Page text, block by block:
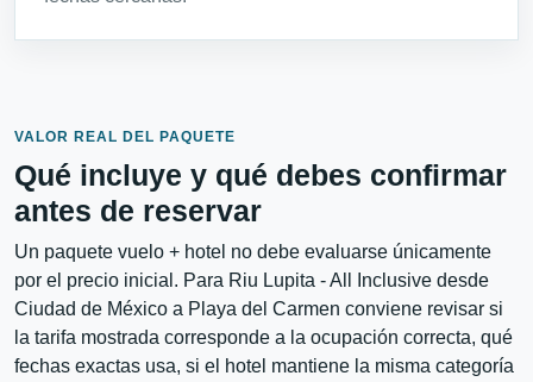
VALOR REAL DEL PAQUETE
Qué incluye y qué debes confirmar
antes de reservar
Un paquete vuelo + hotel no debe evaluarse únicamente
por el precio inicial. Para Riu Lupita - All Inclusive desde
Ciudad de México a Playa del Carmen conviene revisar si
la tarifa mostrada corresponde a la ocupación correcta, qué
fechas exactas usa, si el hotel mantiene la misma categoría